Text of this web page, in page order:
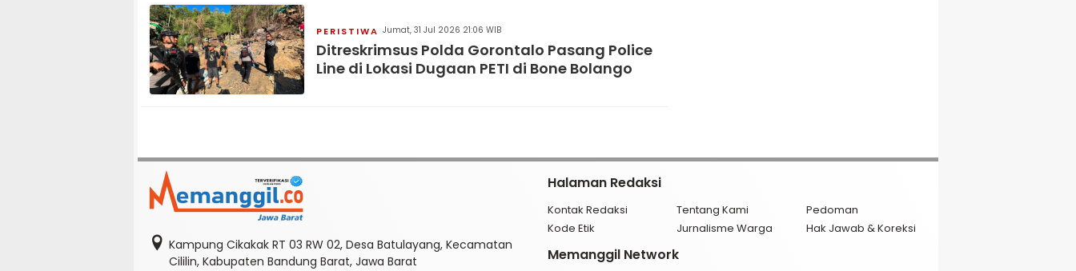
PERISTIWA Jumat, 31 Jul 2026 21:06 WIB
Ditreskrimsus Polda Gorontalo Pasang Police
Line di Lokasi Dugaan PETI di Bone Bolango
Kampung Cikakak RT 03 RW 02, Desa Batulayang, Kecamatan
Cililin, Kabupaten Bandung Barat, Jawa Barat
Halaman Redaksi
Kontak Redaksi Tentang Kami
Pedoman
Kode Etik
Jurnalisme Warga Hak Jawab & Koreksi
Memanggil Network